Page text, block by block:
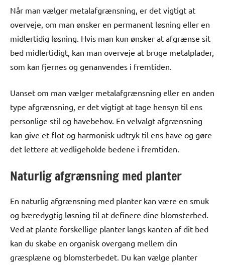
Når man vælger metalafgrænsning, er det vigtigt at
overveje, om man ønsker en permanent løsning eller en
midlertidig løsning. Hvis man kun ønsker at afgrænse sit
bed midlertidigt, kan man overveje at bruge metalplader,
som kan fjernes og genanvendes i fremtiden.
Uanset om man vælger metalafgrænsning eller en anden
type afgrænsning, er det vigtigt at tage hensyn til ens
personlige stil og havebehov. En velvalgt afgrænsning
kan give et flot og harmonisk udtryk til ens have og gøre
det lettere at vedligeholde bedene i fremtiden.
Naturlig afgrænsning med planter
En naturlig afgrænsning med planter kan være en smuk
og bæredygtig løsning til at definere dine blomsterbed.
Ved at plante forskellige planter langs kanten af dit bed
kan du skabe en organisk overgang mellem din
græsplæne og blomsterbedet. Du kan vælge planter